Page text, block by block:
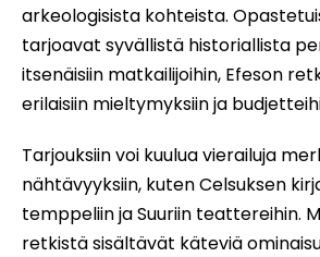
arkeologisista kohteista.
tarjoavat syvällistä historiallista
itsenäisiin matkailijoihin, Efeson
erilaisiin mieltymyksiin ja
Tarjouksiin voi kuulua vierailuja
nähtävyyksiin, kuten Celsuksen
temppeliin ja Suuriin teattereihin.
retkistä sisältävät käteviä